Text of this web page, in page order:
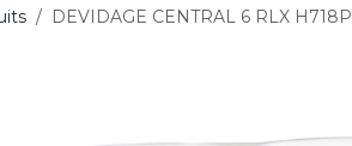
DEVIDAGE CENTRAL 6 RLX H718P